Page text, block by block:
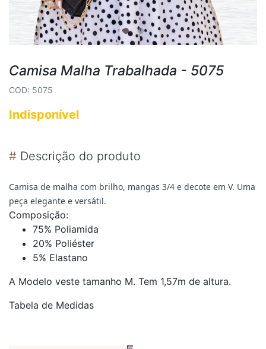
Camisa Malha Trabalhada - 5075
COD: 5075
Indisponível
# Descrição do produto
Camisa de malha com brilho, mangas 3/4 e decote em V. Uma
peça elegante e versátil.
Composição:
75% Poliamida
20% Poliéster
5% Elastano
A Modelo veste tamanho M. Tem 1,57m de altura.
Tabela de Medidas